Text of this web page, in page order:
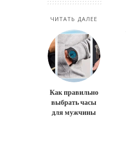
ЧИТАТЬ ДАЛЕЕ
Как правильно
выбрать часы
для мужчины